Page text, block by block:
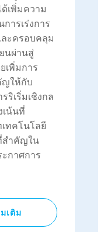
ด้เพิ่มความ
ารเร่งการ
ะครอบคลุม
นผ่านสู่
เพิ่มการ
ให้กับ
ริเริ่มเชิงกล
เน้นที่
ทคโนโลยี
สำคัญใน
กาศการ
เติม